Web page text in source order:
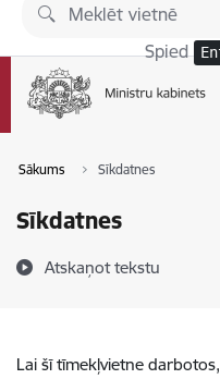
Pāriet uz lapas saturu
Spied
Sākums Sīkdatnes
Sīkdatnes
Atskaņot tekstu
Lai šī tīmekļvietne